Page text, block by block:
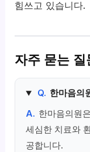
힘쓰고 있습니다.
자주 묻는 질
Q. 한마음의
A. 한마음의원
세심한 치료와
공합니다.